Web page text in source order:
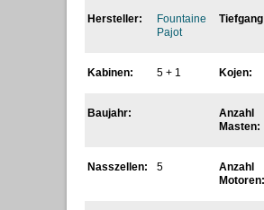
Hersteller:
Fountaine
Pajot
Kabinen: 5 + 1 Kojen:
Baujahr:
Anzahl
Masten:
Nasszellen: 5
Anzahl
Motoren: